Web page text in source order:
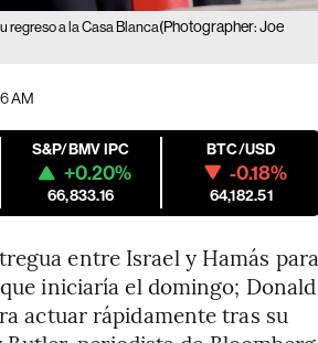
regreso a la Casa Blanca(Photographer: Joe
AM
S&P/BMV IPC
+0.20%
66,833.16
BTC/USD
-0.18%
64,182.51
entre Israel y Hamás para
iniciaría el domingo; Donald
actuar rápidamente tras su